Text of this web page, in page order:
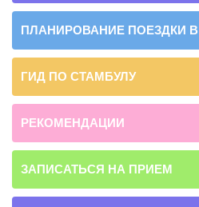
ПЛАНИРОВАНИЕ ПОЕЗДКИ
ГИД ПО СТАМБУЛУ
РЕКОМЕНДАЦИИ
ЗАПИСАТЬСЯ НА ПРИЕМ